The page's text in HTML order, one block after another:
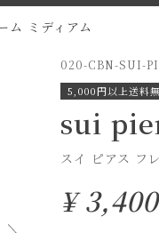
ム ミディアム
020-CBN-SUI-
5,000円以上送料
sui
スイ ピアス フ
¥ 3,400